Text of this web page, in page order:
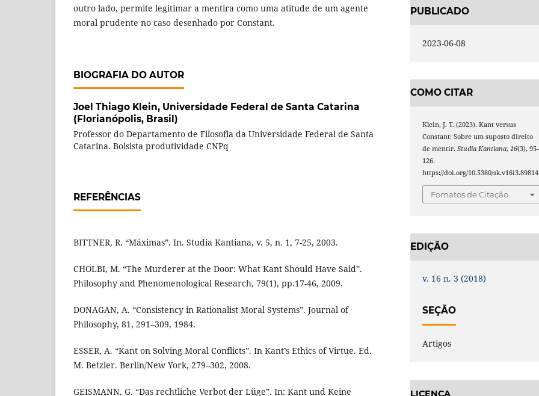
outro lado, permite legitimar a mentira como uma atitude de um agente
moral prudente no caso desenhado por Constant.
BIOGRAFIA DO AUTOR
Joel Thiago Klein, Universidade Federal de Santa Catarina
(Florianópolis, Brasil)
Professor do Departamento de Filosofia da Universidade Federal de Santa
Catarina. Bolsista produtividade CNPq
REFERÊNCIAS
BITTNER, R. “Máximas”. In. Studia Kantiana, v. 5, n. 1, 7-25, 2003.
CHOLBI, M. “The Murderer at the Door: What Kant Should Have Said”.
Philosophy and Phenomenological Research, 79(1), pp.17-46, 2009.
DONAGAN, A. “Consistency in Rationalist Moral Systems”. Journal of
Philosophy, 81, 291–309, 1984.
ESSER, A. “Kant on Solving Moral Conflicts”. In Kant’s Ethics of Virtue. Ed.
M. Betzler. Berlin/New York, 279–302, 2008.
GEISMANN, G. “Das rechtliche Verbot der Lüge”. In: Kant und Keine
PUBLICADO
2023-06-08
COMO CITAR
Klein, J. T. (2023). Kant versus
Constant: Sobre um suposto direito
de mentir.Studia Kantiana,16(3),
126.
https://doi.org/10.5380/sk.v16i3.89814
Fomatos de Citação
EDIÇÃO
v. 16 n. 3 (2018)
SEÇÃO
Artigos
LICENÇA